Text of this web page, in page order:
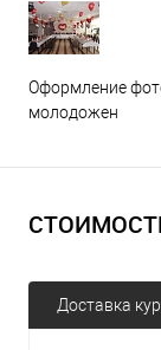
Оформление
молодожен
Доставка